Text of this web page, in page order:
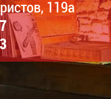
119а